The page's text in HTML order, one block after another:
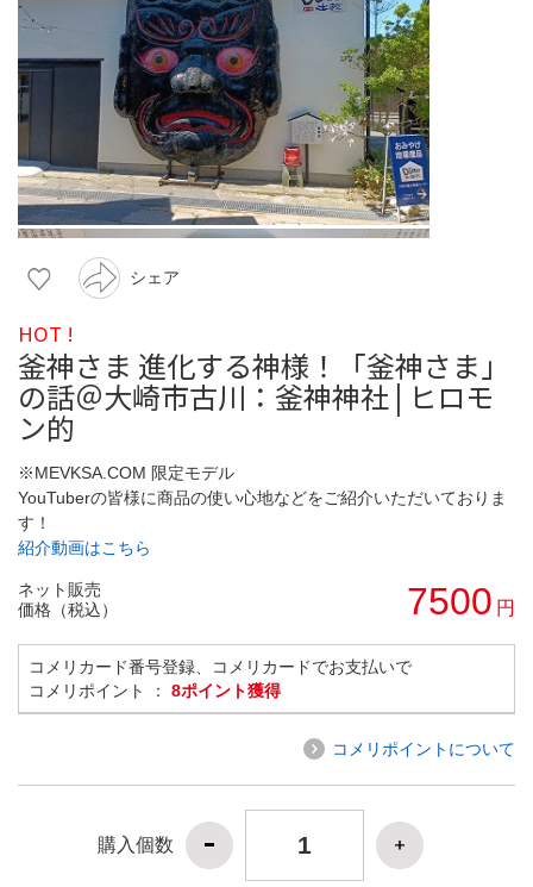
シェア
HOT !
釜神さま 進化する神様！「釜神さま」
の話＠大崎市古川：釜神神社 | ヒロモ
ン的
※MEVKSA.COM 限定モデル
YouTuberの皆様に商品の使い心地などをご紹介いただいておりま
す！
紹介動画はこちら
ネット販売
価格（税込）
7500 円
コメリカード番号登録、コメリカードでお支払いで
コメリポイント ： 8ポイント獲得
コメリポイントについて
購入個数